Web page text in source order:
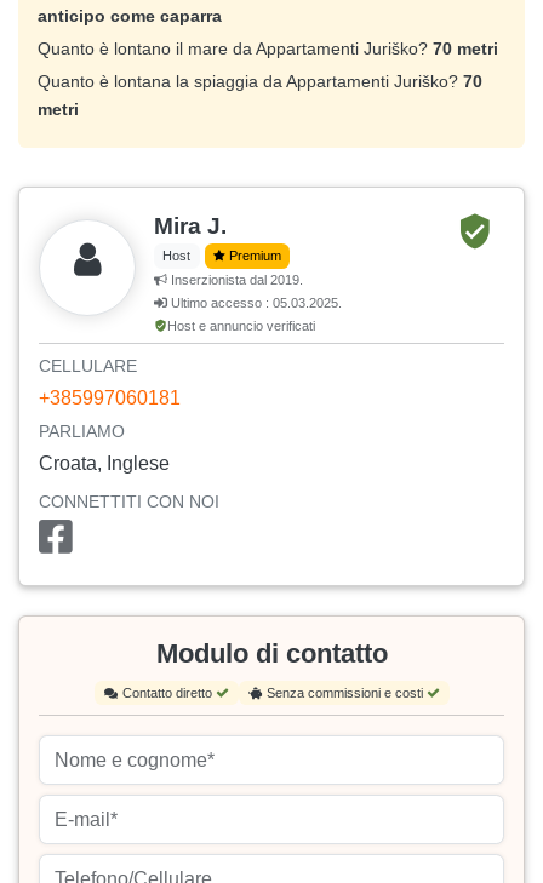
anticipo come caparra
Quanto è lontano il mare da Appartamenti Juriško? 70 metri
Quanto è lontana la spiaggia da Appartamenti Juriško? 70
metri
Mira J.
Host
Premium
Inserzionista dal 2019.
Ultimo accesso : 05.03.2025.
Host e annuncio verificati
CELLULARE
+385997060181
PARLIAMO
Croata, Inglese
CONNETTITI CON NOI
Modulo di contatto
Contatto diretto Senza commissioni e costi